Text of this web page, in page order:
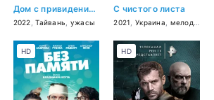
драма
Дом с привидениями в Миньсюне
2022 ,Тайвань ужасы
С чистого листа
2021 Украина мелодрама
HD HD